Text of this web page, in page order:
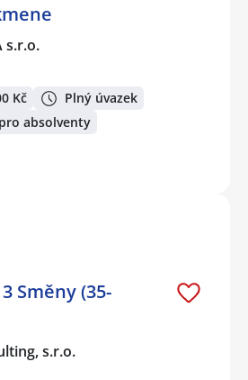
s.r.o.
Kč
Plný úvazek
absolventy
Směny (35-
s.r.o.